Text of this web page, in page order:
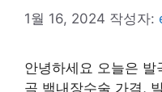
1월 16, 2024 작성자:
안녕하세요 오늘은
곡 백내장수술 가격,